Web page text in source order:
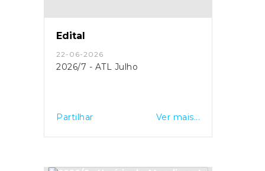
Edital
22-06-2026
2026/7 - ATL Julho
Partilhar Ver mais...